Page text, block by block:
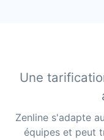
Une
Zenline s'adapte
équipes et peut